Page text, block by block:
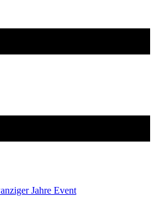
Jahre Event